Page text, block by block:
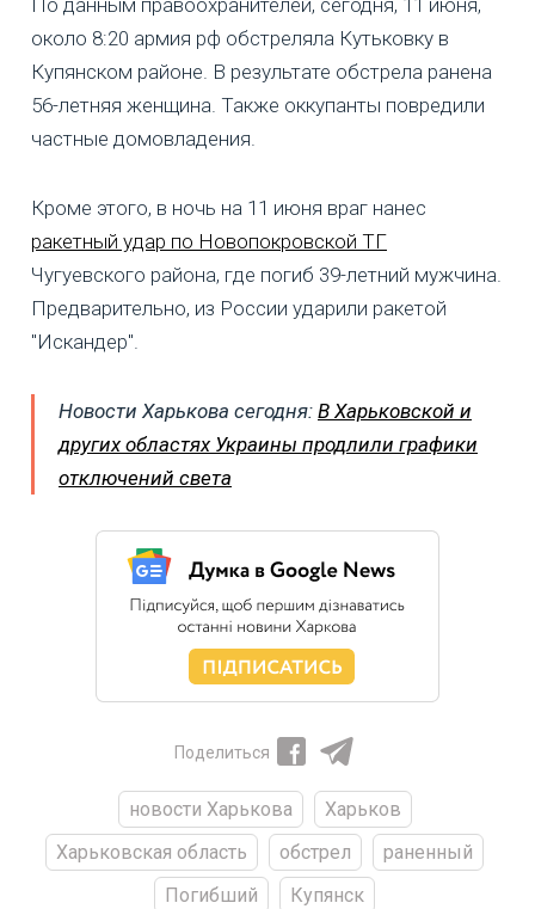
По данным правоохранителей, сегодня, 11 июня,
около 8:20 армия рф обстреляла Кутьковку в
Купянском районе. В результате обстрела ранена
56-летняя женщина. Также оккупанты повредили
частные домовладения.
Кроме этого, в ночь на 11 июня враг нанес
ракетный удар по Новопокровской ТГ
Чугуевского района, где погиб 39-летний мужчина.
Предварительно, из России ударили ракетой
"Искандер".
Новости Харькова сегодня: В Харьковской и
других областях Украины продлили графики
отключений света
Поделиться
новости Харькова
Харьков
Харьковская область
обстрел
раненный
Погибший
Купянск